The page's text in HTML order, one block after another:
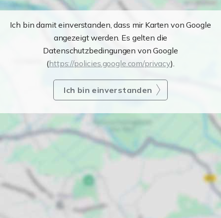
Ich bin damit einverstanden, dass mir Karten von Google
angezeigt werden. Es gelten die
Datenschutzbedingungen von Google
(https://policies.google.com/privacy).
Ich bin einverstanden